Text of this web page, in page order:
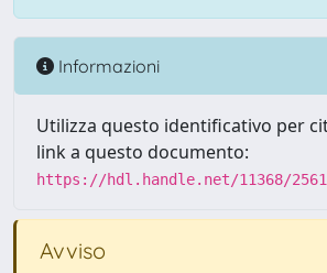
Informazioni
Utilizza questo identificativo per
link a questo documento:
https://hdl.handle.net/11368/
Avviso